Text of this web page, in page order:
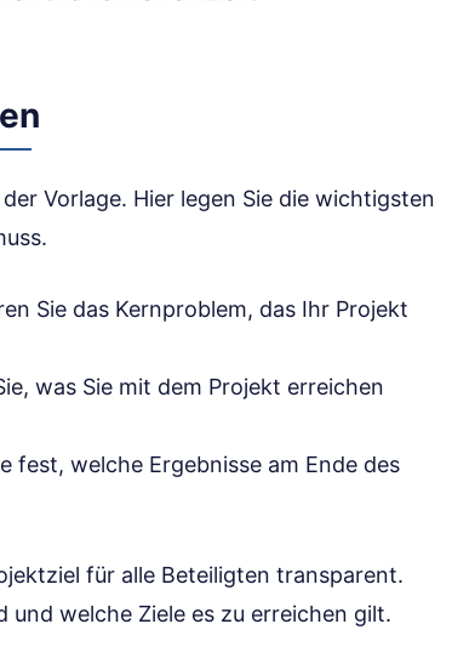
Vorlage. Hier legen Sie die wichtigsten
Sie das Kernproblem, das Ihr Projekt
was Sie mit dem Projekt erreichen
fest, welche Ergebnisse am Ende des
für alle Beteiligten transparent.
welche Ziele es zu erreichen gilt.